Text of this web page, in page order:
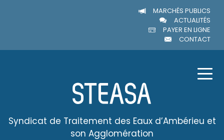
MARCHÉS PUBLICS
ACTUALITÉS
PAYER EN LIGNE
CONTACT
Syndicat de Traitement des Eaux d’Ambérieu et
son Agglomération